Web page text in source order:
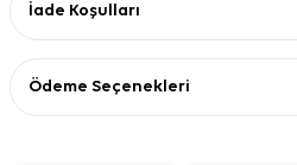
İade Koşulları
Ödeme Seçenekleri